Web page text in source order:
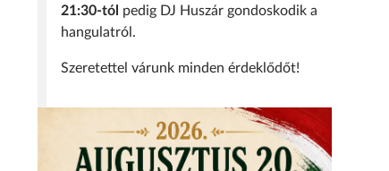
21:30-tól pedig DJ Huszár gondoskodik a
hangulatról.
Szeretettel várunk minden érdeklődőt!